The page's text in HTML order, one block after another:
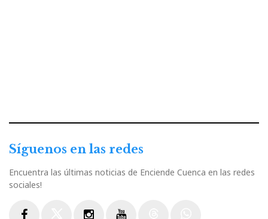
Síguenos en las redes
Encuentra las últimas noticias de Enciende Cuenca en las redes
sociales!